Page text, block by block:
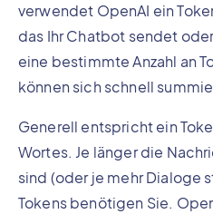
verwendet OpenAI ein
das Ihr Chatbot sendet
eine bestimmte Anzahl an
können sich schnell
Generell entspricht ein
Wortes. Je länger die
sind (oder je mehr Dialoge
Tokens benötigen Sie.